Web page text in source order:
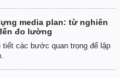
media plan: từ nghiên
đo lường
tiết các bước quan trọng để lập